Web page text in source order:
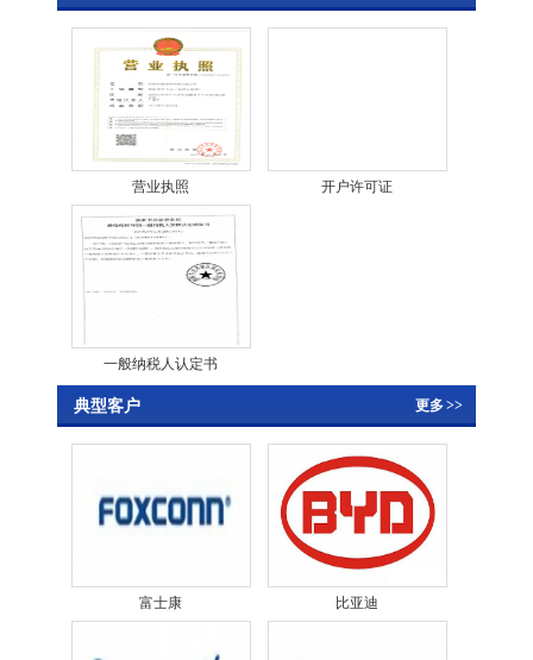
营业执照 开户许可证
一般纳税人认定书
更多>>
典型客户
富士康 比亚迪